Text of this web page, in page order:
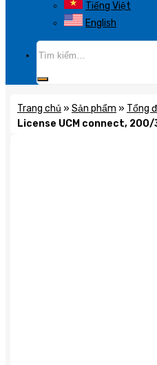
Tiếng Việt
English
Trang chủ » Sản phẩm » Tổng
License UCM connect, 200/